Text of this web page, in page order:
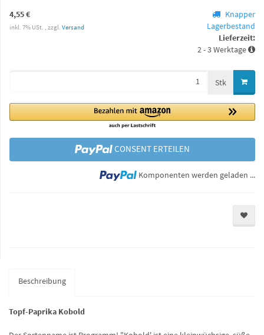
4,55 €
inkl. 7% USt. , zzgl. Versand
Knapper
Lagerbestand
Lieferzeit:
2 - 3 Werktage
Stk
CONSENT ERTEILEN
Komponenten werden geladen ...
Beschreibung
Topf-Paprika Kobold